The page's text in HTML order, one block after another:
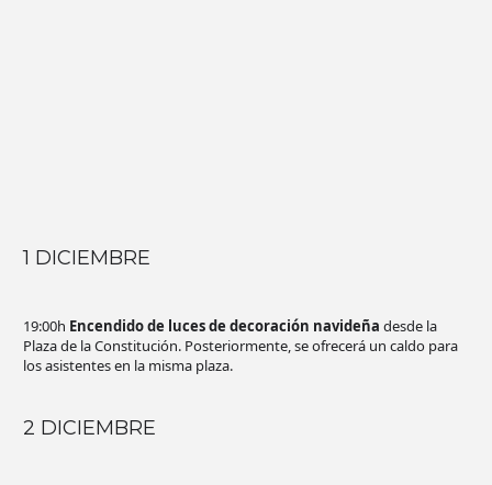
1 DICIEMBRE
19:00h Encendido de luces de decoración navideña desde la
Plaza de la Constitución. Posteriormente, se ofrecerá un caldo para
los asistentes en la misma plaza.
2 DICIEMBRE